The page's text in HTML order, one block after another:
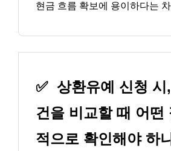
현금 흐름 확보에 용이하다는
✅ 상환유예 신청
건을 비교할 때 어떤
적으로 확인해야 하